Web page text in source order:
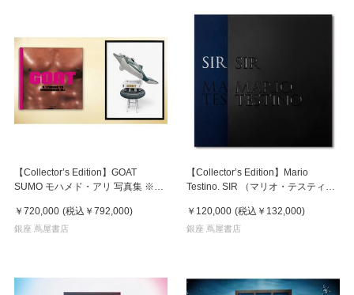
【Collector’s Edition】GOAT
SUMO モハメド・アリ 写真集 ※ご
定
￥720,000 (税込 ￥792,000)
銀座 蔦屋書店
【Collector’s Edition】Mario
Testino. SIR （マリオ・テスティー
10日程度で発送予定
￥120,000 (税込 ￥132,000)
銀座 蔦屋書店